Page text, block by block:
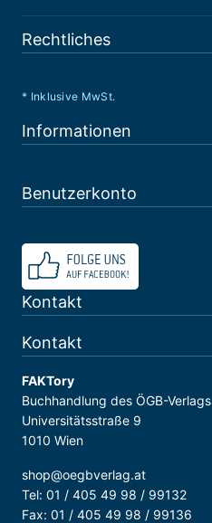
Rechtliches
* Inklusive MwSt.
Informationen
Benutzerkonto
Kontakt
Kontakt
FAKTory
Buchhandlung des ÖGB-Verlags
Universitätsstraße 9
1010 Wien
shop@oegbverlag.at
Tel: 01 / 405 49 98 / 99132
Fax: 01 / 405 49 98 / 99136